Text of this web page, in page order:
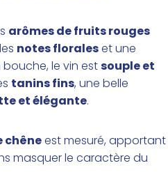
arômes de fruits rouges
notes floraleset une
bouche, le vin estsouple et
tanins fins, une belle
et élégante.
chêneest mesuré, apportant
masquer le caractère du